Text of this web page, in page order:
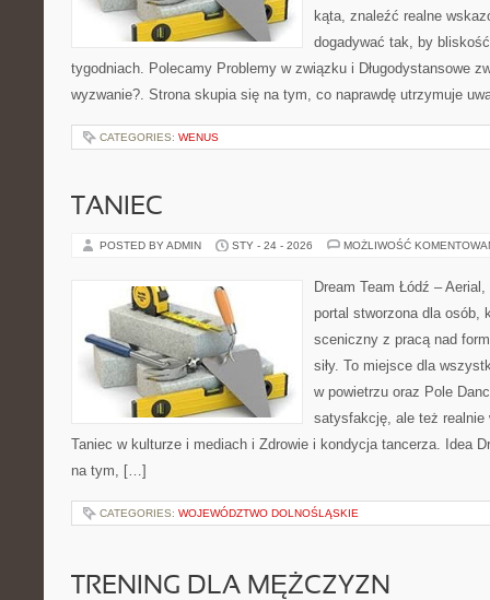
kąta, znaleźć realne
dogadywać tak, by
tygodniach. Polecamy Problemy w związku i Długodystansowe
wyzwanie?. Strona skupia się na tym, co naprawdę utrzymuje
CATEGORIES: WENUS
TANIEC
POSTED BY ADMIN STY - 24 - 2026 MOŻLIWOŚĆ
Dream Team Łódź –
portal stworzona dla osób,
sceniczny z pracą nad
siły. To miejsce dla
w powietrzu oraz Pole
satysfakcję, ale też realnie
Taniec w kulturze i mediach i Zdrowie i kondycja tancerza. Idea
na tym, […]
CATEGORIES: WOJEWÓDZTWO DOLNOŚLĄSKIE
TRENING DLA MĘŻCZYZN